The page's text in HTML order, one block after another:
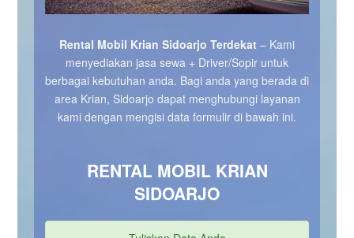
Rental Mobil Krian Sidoarjo Terdekat – Kami
menyediakan jasa sewa + Driver/Sopir untuk
berbagai kebutuhan anda. Bagi anda yang berada di
area Krian, Sidoarjo dapat menghubungi layanan
kami dengan mengisi data formulir di bawah ini.
RENTAL MOBIL KRIAN
SIDOARJO